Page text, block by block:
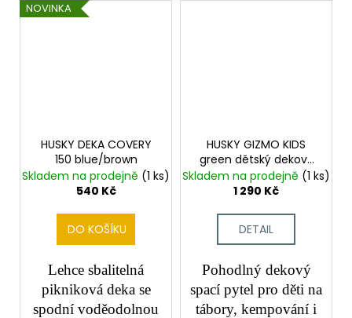
NOVINKA
HUSKY DEKA COVERY
150 blue/brown
Skladem na prodejně (1 ks)
540 Kč
DO KOŠÍKU
Lehce sbalitelná
pikniková deka se
spodní voděodolnou
HUSKY GIZMO KIDS
green dětský dekový
spacák
Skladem na prodejně (1 ks)
1 290 Kč
DETAIL
Pohodlný dekový
spací pytel pro děti na
tábory, kempování i